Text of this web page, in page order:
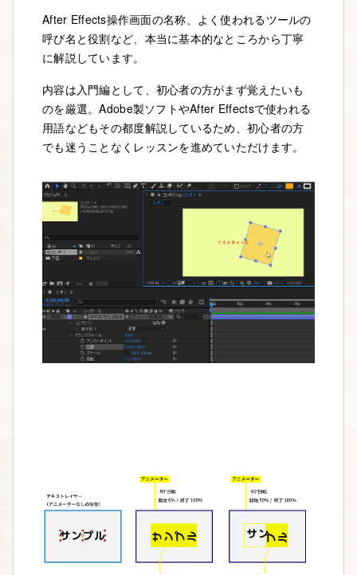
After Effects操作画面の名称、よく使われるツールの
呼び名と役割など、本当に基本的なところから丁寧
に解説しています。
内容は入門編として、初心者の方がまず覚えたいも
のを厳選。Adobe製ソフトやAfter Effectsで使われる
用語などもその都度解説しているため、初心者の方
でも迷うことなくレッスンを進めていただけます。